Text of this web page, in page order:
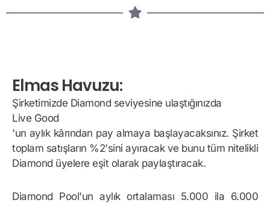
Elmas Havuzu:
Şirketimizde Diamond seviyesine ulaştığınızda
Live Good
'un aylık kârından pay almaya başlayacaksınız. Şirket
toplam satışların %2'sini ayıracak ve bunu tüm nitelikli
Diamond üyelere eşit olarak paylaştıracak.
Diamond Pool'un aylık ortalaması 5.000 ila 6.000